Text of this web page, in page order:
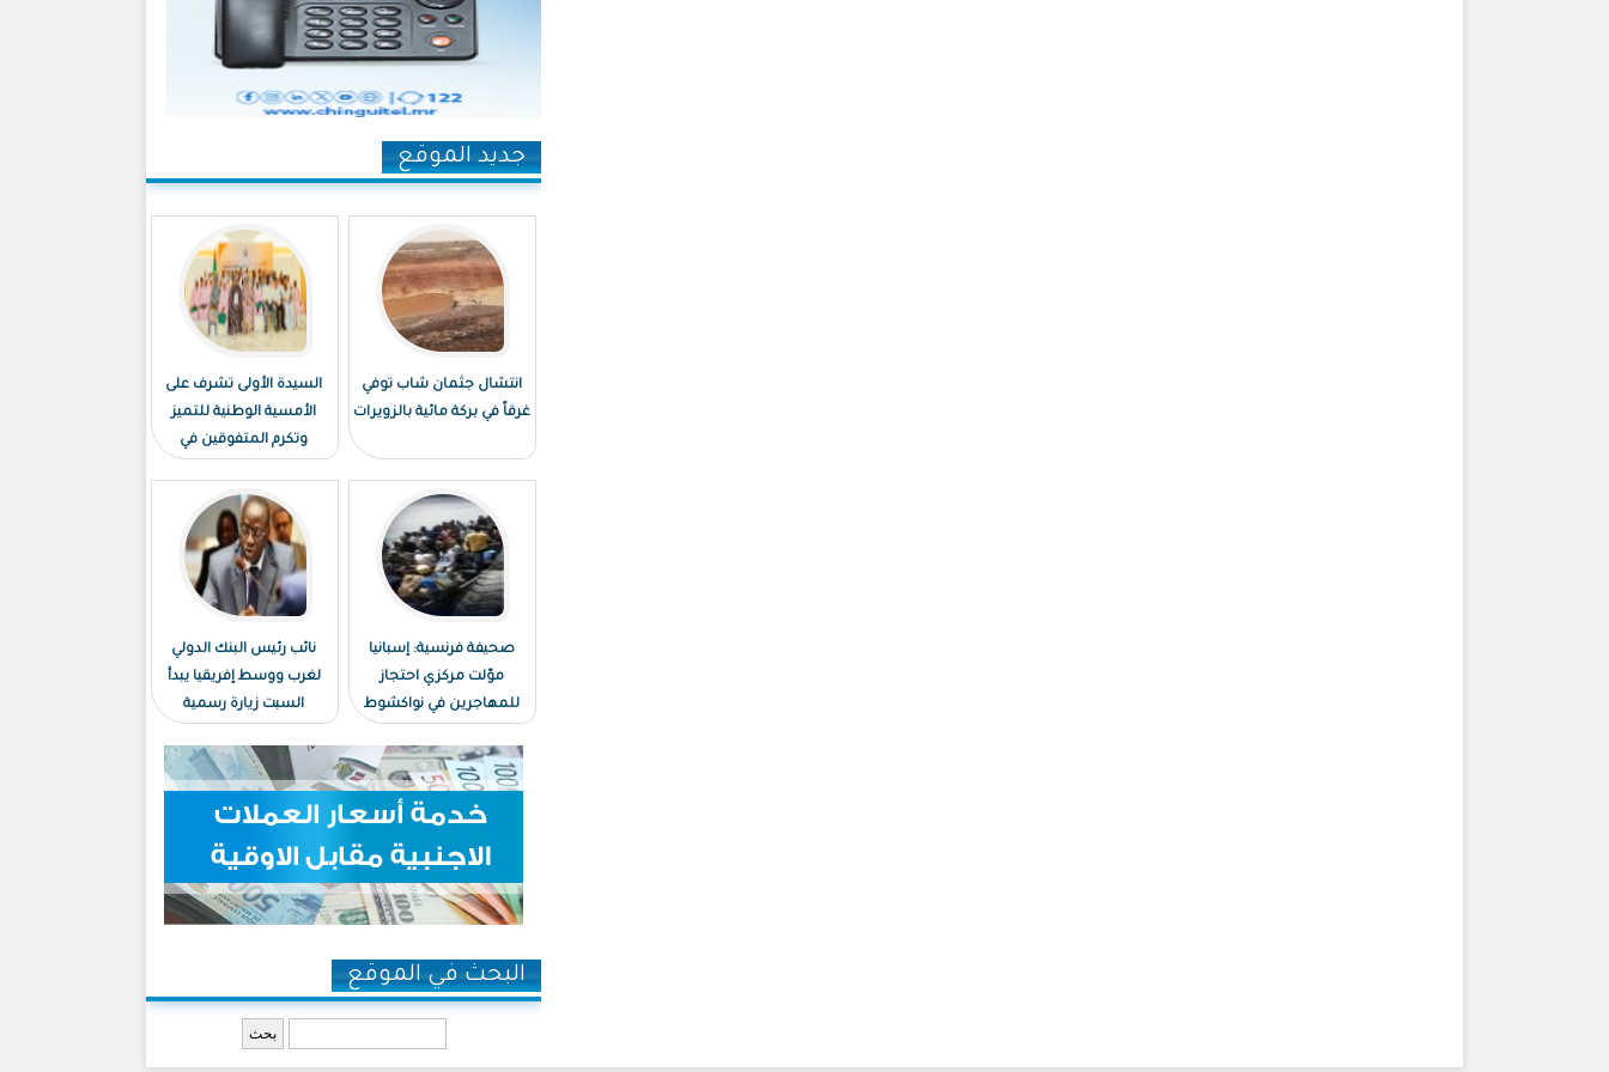
جديد الموقع
انتشال جثمان شاب توفي
غرقاً في بركة مائية بالزويرات
السيدة الأولى تشرف على
الأمسية الوطنية للتميز
وتكرم المتفوقين في
صحيفة فرنسية: إسبانيا
موّلت مركزي احتجاز
للمهاجرين في نواكشوط
نائب رئيس البنك الدولي
لغرب ووسط إفريقيا يبدأ
السبت زيارة رسمية
البحث في الموقع